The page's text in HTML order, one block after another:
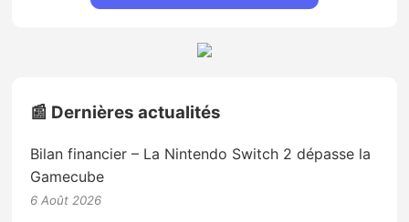
📰 Dernières actualités
Bilan financier – La Nintendo Switch 2 dépasse la
Gamecube
6 Août 2026